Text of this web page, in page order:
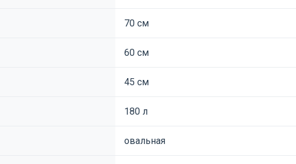
70 см
60 см
45 см
180 л
овальная